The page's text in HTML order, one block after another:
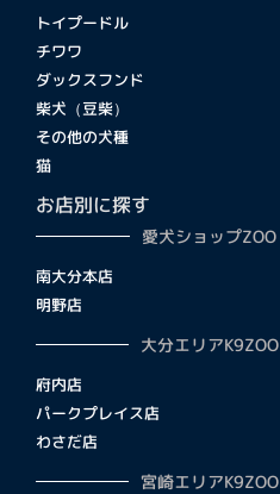
トイプードル
チワワ
ダックスフンド
柴犬（豆柴）
その他の犬種
猫
お店別に探す
愛犬ショップZOO
南大分本店
明野店
大分エリアK9ZOO
府内店
パークプレイス店
わさだ店
宮崎エリアK9ZOO